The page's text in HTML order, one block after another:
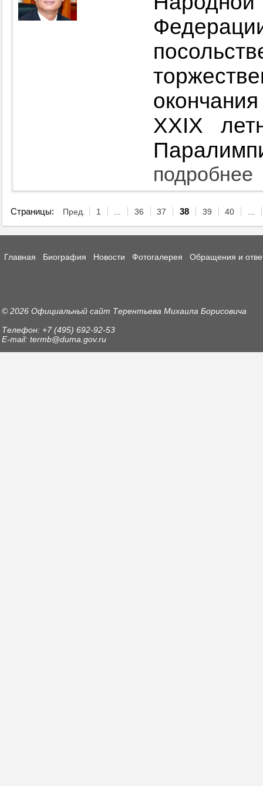
XXIX
подробнее
Страницы: Пред. 1 ... 36 37 38 39 40 ...
Главная Биография Новости Фотогалерея Обращения и
© 2026 Официальный сайт Терентьева Михаила Борисовича
Телефон: +7 (495) 692-92-53
E-mail: termb@duma.gov.ru